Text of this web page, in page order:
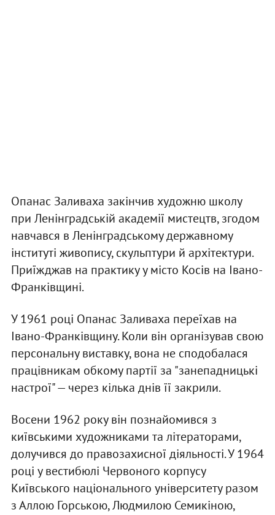
Опанас Заливаха закінчив художню школу
при Ленінградській академії мистецтв, згодом
навчався в Ленінградському державному
інституті живопису, скульптури й архітектури.
Приїжджав на практику у місто Косів на Івано-
Франківщині.
У 1961 році Опанас Заливаха переїхав на
Івано-Франківщину. Коли він організував свою
персональну виставку, вона не сподобалася
працівникам обкому партії за "занепадницькі
настрої" — через кілька днів її закрили.
Восени 1962 року він познайомився з
київськими художниками та літераторами,
долучився до правозахисної діяльності. У 1964
році у вестибюлі Червоного корпусу
Київського національного університету разом
з Аллою Горською, Людмилою Семикіною,